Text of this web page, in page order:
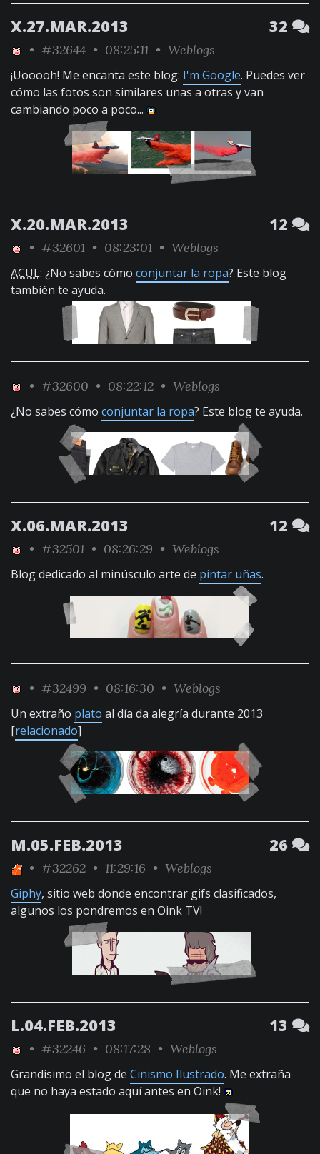
X.27.MAR.2013 32
• #32644 • 08:25:11 • Weblogs
¡Uooooh! Me encanta este blog: I'm Google. Puedes ver
cómo las fotos son similares unas a otras y van
cambiando poco a poco...
X.20.MAR.2013 12
• #32601 • 08:23:01 • Weblogs
ACUL: ¿No sabes cómo conjuntar la ropa? Este blog
también te ayuda.
• #32600 • 08:22:12 • Weblogs
¿No sabes cómo conjuntar la ropa? Este blog te ayuda.
X.06.MAR.2013 12
• #32501 • 08:26:29 • Weblogs
Blog dedicado al minúsculo arte de pintar uñas.
• #32499 • 08:16:30 • Weblogs
Un extraño plato al día da alegría durante 2013
[relacionado]
M.05.FEB.2013 26
• #32262 • 11:29:16 • Weblogs
Giphy, sitio web donde encontrar gifs clasificados,
algunos los pondremos en Oink TV!
L.04.FEB.2013 13
• #32246 • 08:17:28 • Weblogs
Grandísimo el blog de Cinismo Ilustrado. Me extraña
que no haya estado aquí antes en Oink!